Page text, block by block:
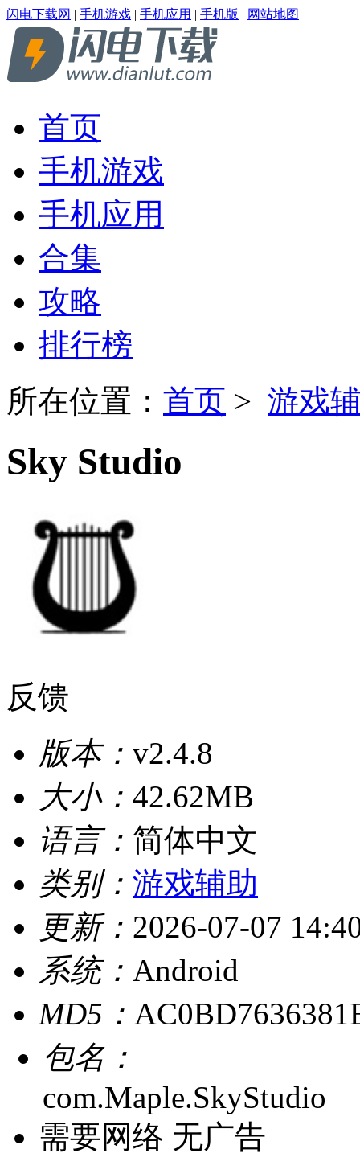
闪电下载网 | 手机游戏 | 手机应用 | 手机版 | 网站地图
首页
手机游戏
手机应用
合集
攻略
排行榜
所在位置： 首页 > 游戏
Sky Studio
反馈
版本： v2.4.8
大小： 42.62MB
语言： 简体中文
类别： 游戏辅助
更新： 2026-07-07
系统： Android
MD5：
包名：
com.Maple.SkyStudio
需要网络 无广告